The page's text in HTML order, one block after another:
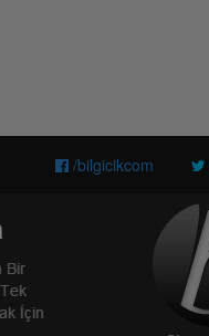
/bilgicikcom